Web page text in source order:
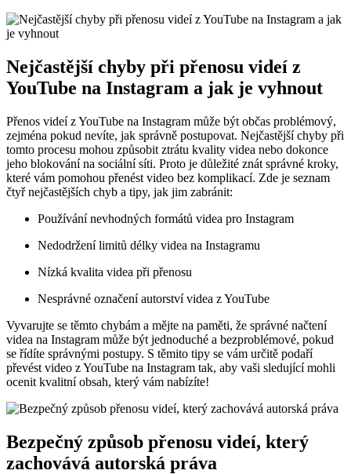
Nejčastější chyby při přenosu videí z
YouTube na Instagram a jak je vyhnout
Přenos videí z YouTube na Instagram může být občas problémový,
zejména pokud nevíte, jak správně postupovat. Nejčastější chyby při
tomto procesu mohou způsobit ztrátu kvality videa nebo dokonce
jeho blokování na sociální síti. Proto je důležité znát správné kroky,
které vám pomohou přenést video bez komplikací. Zde je seznam
čtyř nejčastějších chyb a tipy, jak jim zabránit:
Používání nevhodných formátů videa pro Instagram
Nedodržení limitů délky videa na Instagramu
Nízká kvalita videa při přenosu
Nesprávné označení autorství videa z YouTube
Vyvarujte se těmto chybám a mějte na paměti, že správné načtení
videa na Instagram může být jednoduché a bezproblémové, pokud
se řídíte správnými postupy. S těmito tipy se vám určitě podaří
převést video z YouTube na Instagram tak, aby vaši sledující mohli
ocenit kvalitní obsah, který vám nabízíte!
Bezpečný způsob přenosu videí, který
zachovává autorská práva